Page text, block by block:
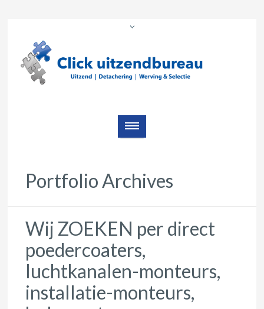
Portfolio Archives
Wij ZOEKEN per direct
poedercoaters,
luchtkanalen-monteurs,
installatie-monteurs,